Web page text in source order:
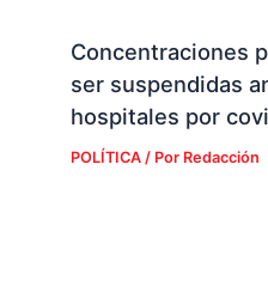
Concentraciones
ser suspendidas
hospitales por
POLÍTICA/ Por Redacción